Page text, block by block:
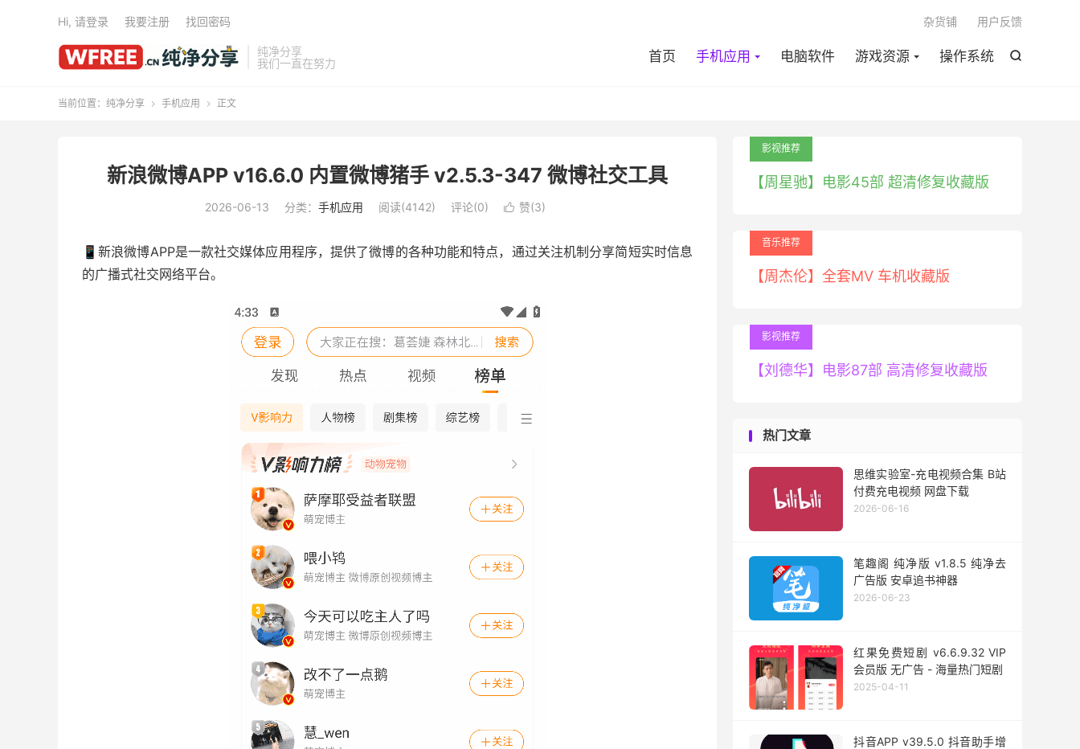
纯净分享
我们一直在努力

首页 手机应用 电脑软件 游戏资源 操作系统
杂货铺 用户反馈
Hi, 请登录 我要注册 找回密码
当前位置： 纯净分享  手机应用  正文
新浪微博APP v16.6.0 内置微博猪手 v2.5.3-347 微博社交工具
2026-06-13 分类： 手机应用 阅读(4142) 评论(0)  赞(3)
📱新浪微博APP是一款社交媒体应用程序，提供了微博的各种功能和特点，通过关注机制分享简短实时信息
的广播式社交网络平台。
影视推荐
【周星驰】电影45部 超清修复收藏版
音乐推荐
【周杰伦】全套MV 车机收藏版
影视推荐
【刘德华】电影87部 高清修复收藏版
热门文章
思维实验室-充电视频合集 B站
付费充电视频 网盘下载
2026-06-16
笔趣阁 纯净版 v1.8.5 纯净去
广告版 安卓追书神器
2026-06-23
红果免费短剧 v6.6.9.32 VIP
会员版 无广告 - 海量热门短剧
2025-04-11
抖音APP v39.5.0 抖音助手增